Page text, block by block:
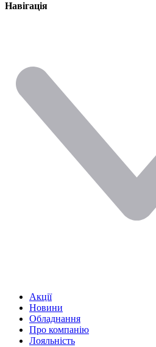
Навігація
Акції
Новини
Обладнання
Про компанію
Лояльність